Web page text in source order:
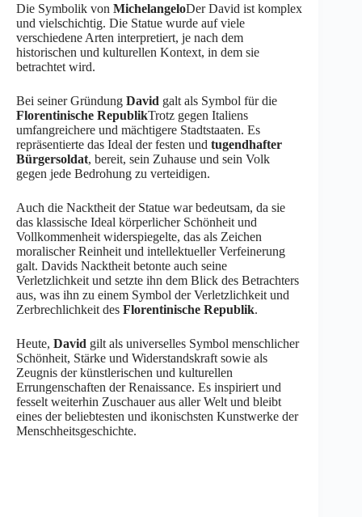
Die Symbolik von MichelangeloDer David ist komplex
und vielschichtig. Die Statue wurde auf viele
verschiedene Arten interpretiert, je nach dem
historischen und kulturellen Kontext, in dem sie
betrachtet wird.
Bei seiner Gründung David galt als Symbol für die
Florentinische RepublikTrotz gegen Italiens
umfangreichere und mächtigere Stadtstaaten. Es
repräsentierte das Ideal der festen und tugendhafter
Bürgersoldat, bereit, sein Zuhause und sein Volk
gegen jede Bedrohung zu verteidigen.
Auch die Nacktheit der Statue war bedeutsam, da sie
das klassische Ideal körperlicher Schönheit und
Vollkommenheit widerspiegelte, das als Zeichen
moralischer Reinheit und intellektueller Verfeinerung
galt. Davids Nacktheit betonte auch seine
Verletzlichkeit und setzte ihn dem Blick des Betrachters
aus, was ihn zu einem Symbol der Verletzlichkeit und
Zerbrechlichkeit des Florentinische Republik.
Heute, David gilt als universelles Symbol menschlicher
Schönheit, Stärke und Widerstandskraft sowie als
Zeugnis der künstlerischen und kulturellen
Errungenschaften der Renaissance. Es inspiriert und
fesselt weiterhin Zuschauer aus aller Welt und bleibt
eines der beliebtesten und ikonischsten Kunstwerke der
Menschheitsgeschichte.